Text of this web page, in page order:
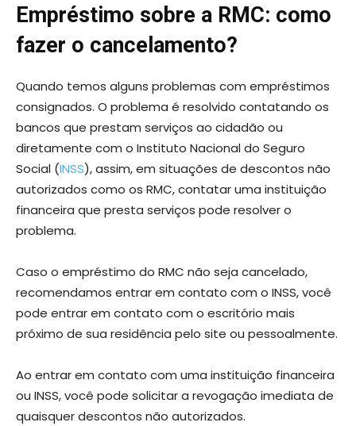
Empréstimo sobre a RMC: como
fazer o cancelamento?
Quando temos alguns problemas com empréstimos
consignados. O problema é resolvido contatando os
bancos que prestam serviços ao cidadão ou
diretamente com o Instituto Nacional do Seguro
Social (INSS), assim, em situações de descontos não
autorizados como os RMC, contatar uma instituição
financeira que presta serviços pode resolver o
problema.
Caso o empréstimo do RMC não seja cancelado,
recomendamos entrar em contato com o INSS, você
pode entrar em contato com o escritório mais
próximo de sua residência pelo site ou pessoalmente.
Ao entrar em contato com uma instituição financeira
ou INSS, você pode solicitar a revogação imediata de
quaisquer descontos não autorizados.